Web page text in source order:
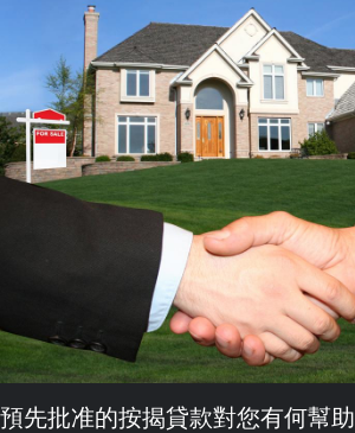
預先批准的按揭貸款對您有何幫助